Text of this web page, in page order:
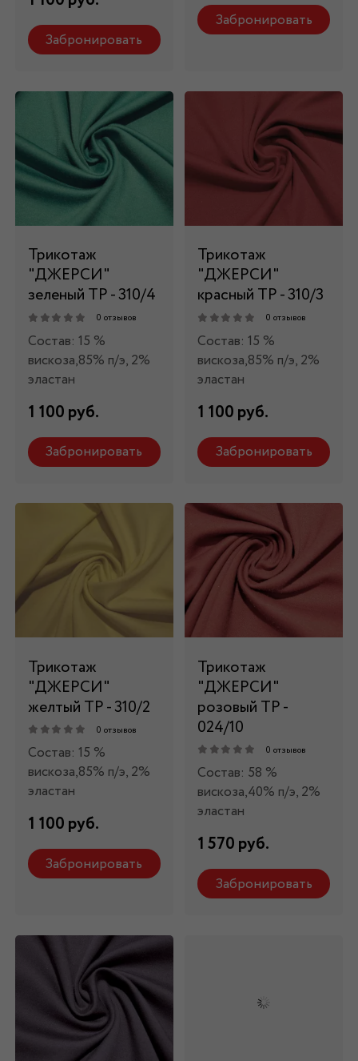
Забронировать
Забронировать
Трикотаж
"ДЖЕРСИ"
зеленый ТР - 310/4
0 отзывов
Состав: 15 %
вискоза,85% п/э, 2%
эластан
1 100 руб.
Забронировать
Трикотаж
"ДЖЕРСИ"
красный ТР - 310/3
0 отзывов
Состав: 15 %
вискоза,85% п/э, 2%
эластан
1 100 руб.
Забронировать
Трикотаж
"ДЖЕРСИ"
желтый ТР - 310/2
0 отзывов
Состав: 15 %
вискоза,85% п/э, 2%
эластан
1 100 руб.
Забронировать
Трикотаж
"ДЖЕРСИ"
розовый ТР -
024/10
0 отзывов
Состав: 58 %
вискоза,40% п/э, 2%
эластан
1 570 руб.
Забронировать